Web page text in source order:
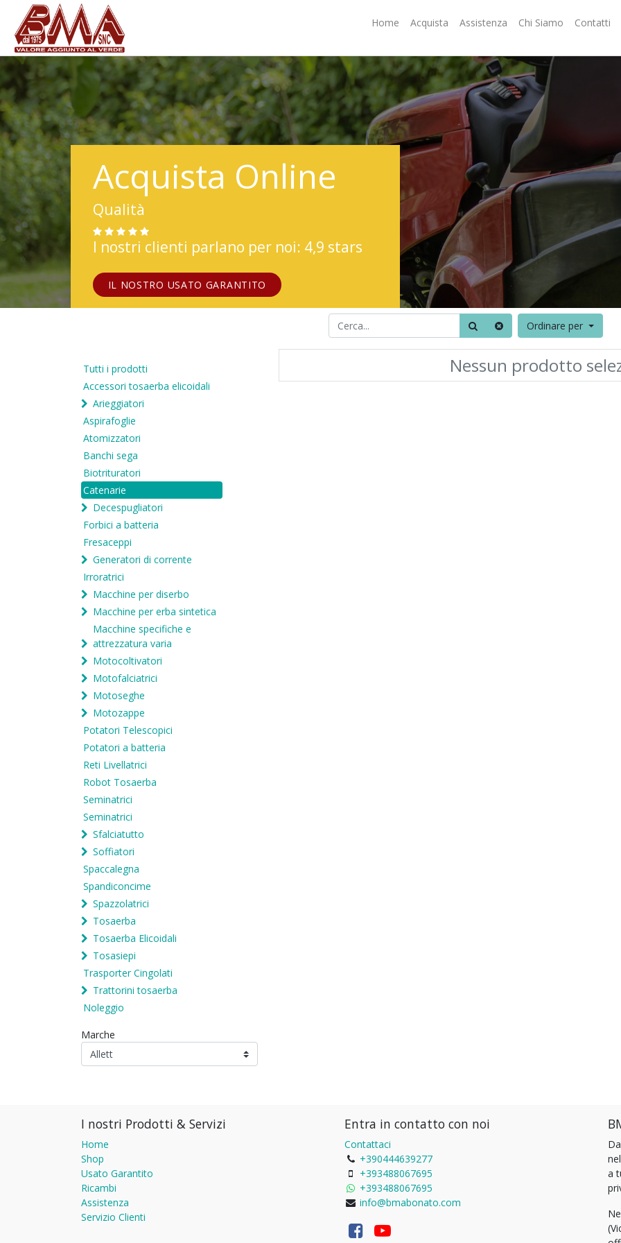
Home Acquista Assistenza Chi Siamo Contatti
Acquista Online
Qualità
I nostri clienti parlano per noi: 4,9 stars
IL NOSTRO USATO GARANTITO
Ordinare per
Tutti i prodotti
Accessori tosaerba elicoidali
Arieggiatori
Aspirafoglie
Atomizzatori
Banchi sega
Biotrituratori
Catenarie
Decespugliatori
Forbici a batteria
Fresaceppi
Generatori di corrente
Irroratrici
Macchine per diserbo
Macchine per erba sintetica
Macchine specifiche e
attrezzatura varia
Motocoltivatori
Motofalciatrici
Motoseghe
Motozappe
Potatori Telescopici
Potatori a batteria
Reti Livellatrici
Robot Tosaerba
Seminatrici
Seminatrici
Sfalciatutto
Soffiatori
Spaccalegna
Spandiconcime
Spazzolatrici
Tosaerba
Tosaerba Elicoidali
Tosasiepi
Trasporter Cingolati
Trattorini tosaerba
Noleggio
Marche
Nessun prodotto
I nostri Prodotti & Servizi
Home
Shop
Usato Garantito
Ricambi
Assistenza
Servizio Clienti
Entra in contatto con noi
Contattaci
+390444639277
+393488067695
+393488067695
info@bmabonato.com
a